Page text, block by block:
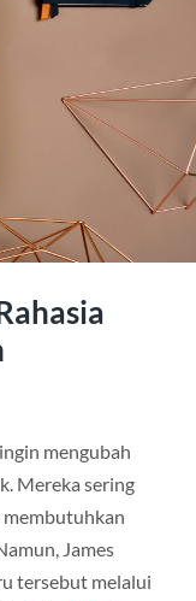
mengubah
Mereka sering
James
tersebut melalui